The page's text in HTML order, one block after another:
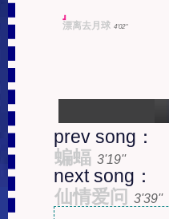
』
漂离去月球 4'02''
1.Drift Away To
prev song：
蝙蝠 3'19''
next song：
仙情爱问 3'39''